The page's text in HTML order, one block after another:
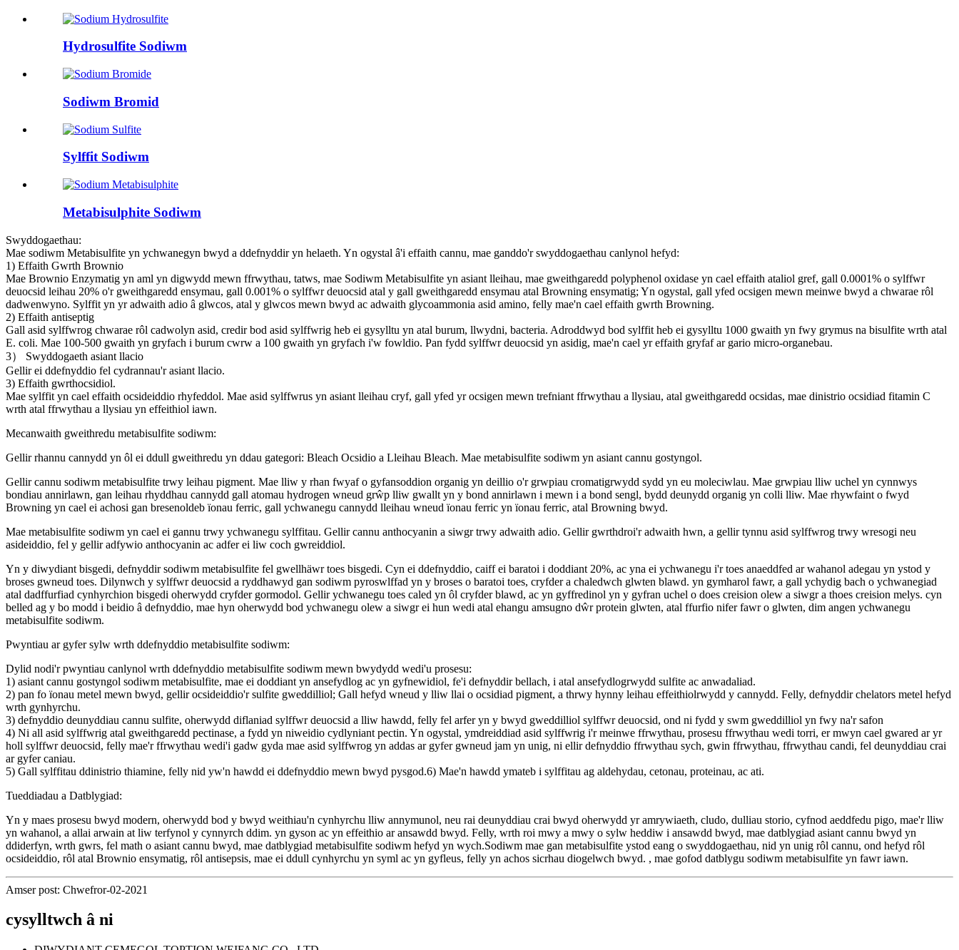
Hydrosulfite Sodiwm
Sodiwm Bromid
Sylffit Sodiwm
Metabisulphite Sodiwm
Swyddogaethau:
Mae sodiwm Metabisulfite yn ychwanegyn bwyd a ddefnyddir yn helaeth. Yn ogystal â'i effaith cannu, mae ganddo'r swyddogaethau canlynol hefyd:
1) Effaith Gwrth Brownio
Mae Brownio Enzymatig yn aml yn digwydd mewn ffrwythau, tatws, mae Sodiwm Metabisulfite yn asiant lleihau, mae gweithgaredd polyphenol oxidase yn cael effaith ataliol gref, gall 0.0001% o sylffwr
deuocsid leihau 20% o'r gweithgaredd ensymau, gall 0.001% o sylffwr deuocsid atal y gall gweithgaredd ensymau atal Browning ensymatig; Yn ogystal, gall yfed ocsigen mewn meinwe bwyd a chwarae rôl
dadwenwyno. Sylffit yn yr adwaith adio â glwcos, atal y glwcos mewn bwyd ac adwaith glycoammonia asid amino, felly mae'n cael effaith gwrth Browning.
2) Effaith antiseptig
Gall asid sylffwrog chwarae rôl cadwolyn asid, credir bod asid sylffwrig heb ei gysylltu yn atal burum, llwydni, bacteria. Adroddwyd bod sylffit heb ei gysylltu 1000 gwaith yn fwy grymus na bisulfite wrth atal
E. coli. Mae 100-500 gwaith yn gryfach i burum cwrw a 100 gwaith yn gryfach i'w fowldio. Pan fydd sylffwr deuocsid yn asidig, mae'n cael yr effaith gryfaf ar gario micro-organebau.
3） Swyddogaeth asiant llacio
Gellir ei ddefnyddio fel cydrannau'r asiant llacio.
3) Effaith gwrthocsidiol.
Mae sylffit yn cael effaith ocsideiddio rhyfeddol. Mae asid sylffwrus yn asiant lleihau cryf, gall yfed yr ocsigen mewn trefniant ffrwythau a llysiau, atal gweithgaredd ocsidas, mae dinistrio ocsidiad fitamin C
wrth atal ffrwythau a llysiau yn effeithiol iawn.
Mecanwaith gweithredu metabisulfite sodiwm:
Gellir rhannu cannydd yn ôl ei ddull gweithredu yn ddau gategori: Bleach Ocsidio a Lleihau Bleach. Mae metabisulfite sodiwm yn asiant cannu gostyngol.
Gellir cannu sodiwm metabisulfite trwy leihau pigment. Mae lliw y rhan fwyaf o gyfansoddion organig yn deillio o'r grwpiau cromatigrwydd sydd yn eu moleciwlau. Mae grwpiau lliw uchel yn cynnwys
bondiau annirlawn, gan leihau rhyddhau cannydd gall atomau hydrogen wneud grŵp lliw gwallt yn y bond annirlawn i mewn i a bond sengl, bydd deunydd organig yn colli lliw. Mae rhywfaint o fwyd
Browning yn cael ei achosi gan bresenoldeb ïonau ferric, gall ychwanegu cannydd lleihau wneud ïonau ferric yn ïonau ferric, atal Browning bwyd.
Mae metabisulfite sodiwm yn cael ei gannu trwy ychwanegu sylffitau. Gellir cannu anthocyanin a siwgr trwy adwaith adio. Gellir gwrthdroi'r adwaith hwn, a gellir tynnu asid sylffwrog trwy wresogi neu
asideiddio, fel y gellir adfywio anthocyanin ac adfer ei liw coch gwreiddiol.
Yn y diwydiant bisgedi, defnyddir sodiwm metabisulfite fel gwellhäwr toes bisgedi. Cyn ei ddefnyddio, caiff ei baratoi i doddiant 20%, ac yna ei ychwanegu i'r toes anaeddfed ar wahanol adegau yn ystod y
broses gwneud toes. Dilynwch y sylffwr deuocsid a ryddhawyd gan sodiwm pyroswlffad yn y broses o baratoi toes, cryfder a chaledwch glwten blawd. yn gymharol fawr, a gall ychydig bach o ychwanegiad
atal dadffurfiad cynhyrchion bisgedi oherwydd cryfder gormodol. Gellir ychwanegu toes caled yn ôl cryfder blawd, ac yn gyffredinol yn y gyfran uchel o does creision olew a siwgr a thoes creision melys. cyn
belled ag y bo modd i beidio â defnyddio, mae hyn oherwydd bod ychwanegu olew a siwgr ei hun wedi atal ehangu amsugno dŵr protein glwten, atal ffurfio nifer fawr o glwten, dim angen ychwanegu
metabisulfite sodiwm.
Pwyntiau ar gyfer sylw wrth ddefnyddio metabisulfite sodiwm:
Dylid nodi'r pwyntiau canlynol wrth ddefnyddio metabisulfite sodiwm mewn bwydydd wedi'u prosesu:
1) asiant cannu gostyngol sodiwm metabisulfite, mae ei doddiant yn ansefydlog ac yn gyfnewidiol, fe'i defnyddir bellach, i atal ansefydlogrwydd sulfite ac anwadaliad.
2) pan fo ïonau metel mewn bwyd, gellir ocsideiddio'r sulfite gweddilliol; Gall hefyd wneud y lliw llai o ocsidiad pigment, a thrwy hynny leihau effeithiolrwydd y cannydd. Felly, defnyddir chelators metel hefyd
wrth gynhyrchu.
3) defnyddio deunyddiau cannu sulfite, oherwydd diflaniad sylffwr deuocsid a lliw hawdd, felly fel arfer yn y bwyd gweddilliol sylffwr deuocsid, ond ni fydd y swm gweddilliol yn fwy na'r safon
4) Ni all asid sylffwrig atal gweithgaredd pectinase, a fydd yn niweidio cydlyniant pectin. Yn ogystal, ymdreiddiad asid sylffwrig i'r meinwe ffrwythau, prosesu ffrwythau wedi torri, er mwyn cael gwared ar yr
holl sylffwr deuocsid, felly mae'r ffrwythau wedi'i gadw gyda mae asid sylffwrog yn addas ar gyfer gwneud jam yn unig, ni ellir defnyddio ffrwythau sych, gwin ffrwythau, ffrwythau candi, fel deunyddiau crai
ar gyfer caniau.
5) Gall sylffitau ddinistrio thiamine, felly nid yw'n hawdd ei ddefnyddio mewn bwyd pysgod.6) Mae'n hawdd ymateb i sylffitau ag aldehydau, cetonau, proteinau, ac ati.
Tueddiadau a Datblygiad:
Yn y maes prosesu bwyd modern, oherwydd bod y bwyd weithiau'n cynhyrchu lliw annymunol, neu rai deunyddiau crai bwyd oherwydd yr amrywiaeth, cludo, dulliau storio, cyfnod aeddfedu pigo, mae'r lliw
yn wahanol, a allai arwain at liw terfynol y cynnyrch ddim. yn gyson ac yn effeithio ar ansawdd bwyd. Felly, wrth roi mwy a mwy o sylw heddiw i ansawdd bwyd, mae datblygiad asiant cannu bwyd yn
ddiderfyn, wrth gwrs, fel math o asiant cannu bwyd, mae datblygiad metabisulfite sodiwm hefyd yn wych.Sodiwm mae gan metabisulfite ystod eang o swyddogaethau, nid yn unig rôl cannu, ond hefyd rôl
ocsideiddio, rôl atal Brownio ensymatig, rôl antisepsis, mae ei ddull cynhyrchu yn syml ac yn gyfleus, felly yn achos sicrhau diogelwch bwyd. , mae gofod datblygu sodiwm metabisulfite yn fawr iawn.
Amser post: Chwefror-02-2021
cysylltwch â ni